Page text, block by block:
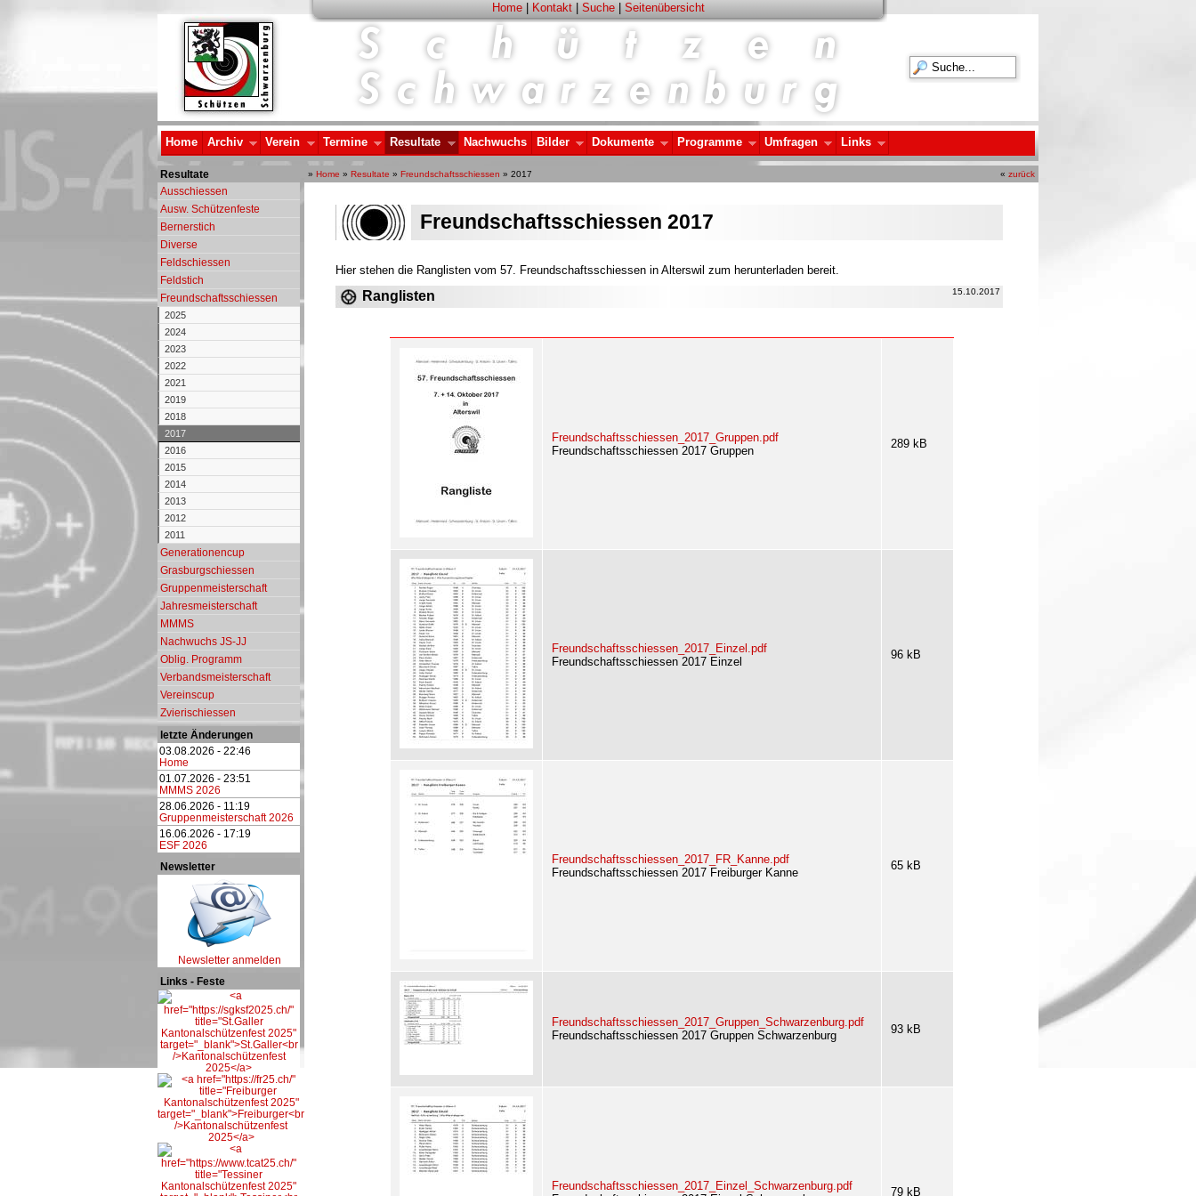
Home| Kontakt| Suche| Seitenübersicht
Home Archiv Verein Termine Resultate Nachwuchs Bilder Dokumente Programme Umfragen Links
Resultate
Ausschiessen
Ausw. Schützenfeste
Bernerstich
Diverse
Feldschiessen
Feldstich
Freundschaftsschiessen
2025
2024
2023
2022
2021
2019
2018
2017
2016
2015
2014
2013
2012
2011
Generationencup
Grasburgschiessen
Gruppenmeisterschaft
Jahresmeisterschaft
MMMS
Nachwuchs JS-JJ
Oblig. Programm
Verbandsmeisterschaft
Vereinscup
Zvierischiessen
letzte Änderungen
03.08.2026 - 22:46
Home
01.07.2026 - 23:51
MMMS 2026
28.06.2026 - 11:19
Gruppenmeisterschaft 2026
16.06.2026 - 17:19
ESF 2026
Newsletter
Newsletter anmelden
Links - Feste
» Home » Resultate » Freundschaftsschiessen » 2017 « zurück
Freundschaftsschiessen 2017
Hier stehen die Ranglisten vom 57. Freundschaftsschiessen in Alterswil zum herunterladen bereit.
15.10.2017
Ranglisten
Freundschaftsschiessen_2017_Gruppen.pdf
Freundschaftsschiessen 2017 Gruppen
289 kB
Freundschaftsschiessen_2017_Einzel.pdf
Freundschaftsschiessen 2017 Einzel
96 kB
Freundschaftsschiessen_2017_FR_Kanne.pdf
Freundschaftsschiessen 2017 Freiburger Kanne
65 kB
Freundschaftsschiessen_2017_Gruppen_Schwarzenburg.pdf
Freundschaftsschiessen 2017 Gruppen Schwarzenburg
93 kB
Freundschaftsschiessen_2017_Einzel_Schwarzenburg.pdf
79 kB